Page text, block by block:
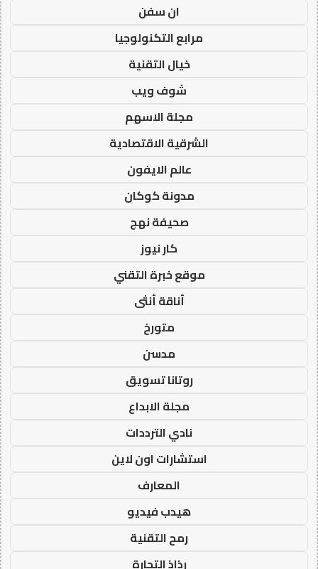
ان سفن
مرابع التكنولوجيا
خيال التقنية
شوف ويب
مجلة الاسهم
الشرقية الاقتصادية
عالم الايفون
مدونة كوكان
صحيفة نهج
كار نيوز
موقع خبرة التقني
أناقة أنثى
متورخ
مدسن
روتانا تسويق
مجلة الابداع
نادي الترددات
استشارات اون لاين
المعارف
هيدب فيديو
رمح التقنية
رذاذ التجارة